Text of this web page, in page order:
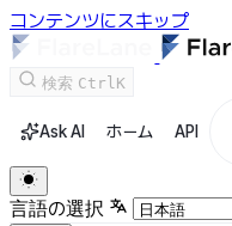
コンテンツにスキップ
検索 CtrlK
Ask AI ホーム API
言語の選択